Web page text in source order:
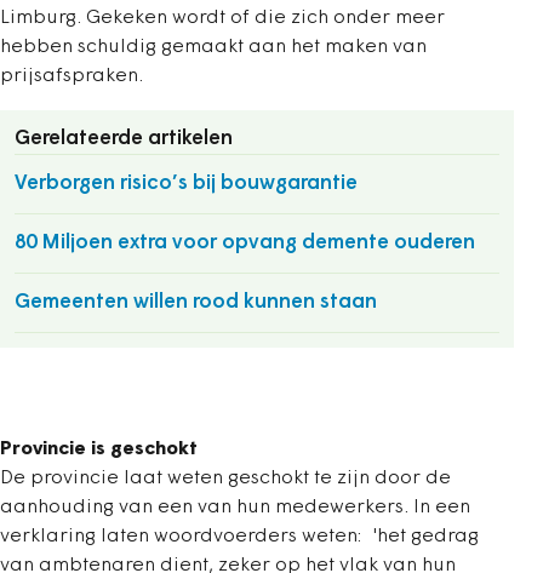
Limburg. Gekeken wordt of die zich onder meer
hebben schuldig gemaakt aan het maken van
prijsafspraken.
Gerelateerde artikelen
Verborgen risico’s bij bouwgarantie
80 Miljoen extra voor opvang demente ouderen
Gemeenten willen rood kunnen staan
Provincie is geschokt
De provincie laat weten geschokt te zijn door de
aanhouding van een van hun medewerkers. In een
verklaring laten woordvoerders weten: 'het gedrag
van ambtenaren dient, zeker op het vlak van hun